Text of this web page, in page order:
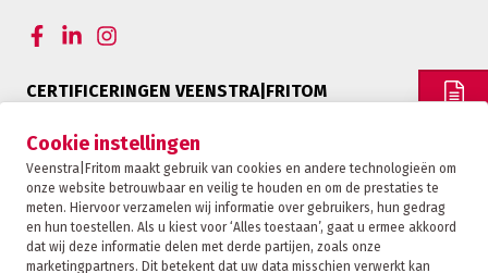
Cookie instellingen
Veenstra|Fritom maakt gebruik van cookies en andere technologieën om
onze website betrouwbaar en veilig te houden en om de prestaties te
meten. Hiervoor verzamelen wij informatie over gebruikers, hun gedrag
en hun toestellen. Als u kiest voor ‘Alles toestaan’, gaat u ermee akkoord
dat wij deze informatie delen met derde partijen, zoals onze
marketingpartners. Dit betekent dat uw data misschien verwerkt kan
CONTACT
CERTIFICERINGEN VEENSTRA|FRITOM